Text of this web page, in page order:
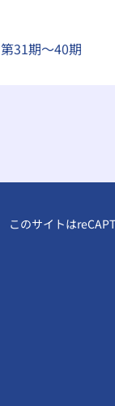
第31期～40期
このサイトは